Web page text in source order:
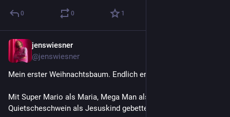
0 0 1
jenswiesner
@jenswiesner
Mein erster Weihnachtsbaum. Endlich erwachsen.
Mit Super Mario als Maria, Mega Man als Josef und
Quietscheschwein als Jesuskind gebettet auf Lamettastroh.